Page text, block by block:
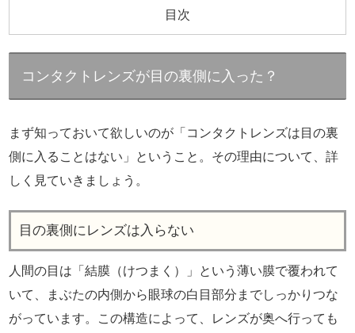
目次
コンタクトレンズが目の裏側に入った？
まず知っておいて欲しいのが「コンタクトレンズは目の裏
側に入ることはない」ということ。その理由について、詳
しく見ていきましょう。
目の裏側にレンズは入らない
人間の目は「結膜（けつまく）」という薄い膜で覆われて
いて、まぶたの内側から眼球の白目部分までしっかりつな
がっています。この構造によって、レンズが奥へ行っても